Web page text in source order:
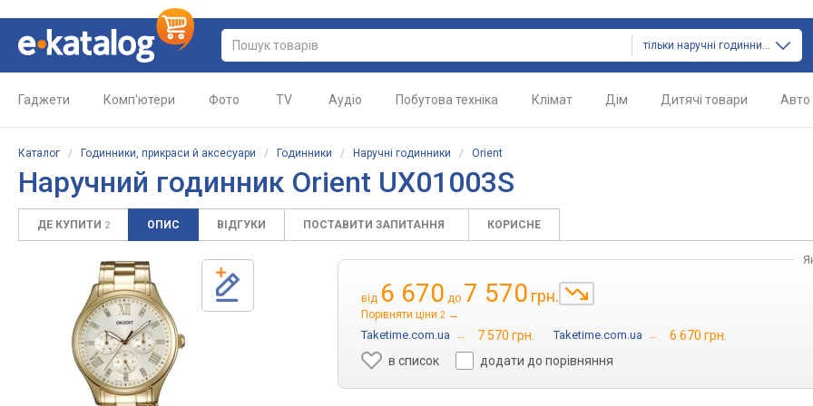
тільки наручні годинники
Гаджети Комп'ютери Фото TV Аудіо Побутова техніка Клімат Дім Дитячі товари Авто
Каталог / Годинники, прикраси й аксесуари / Годинники / Наручні годинники / Orient
Наручний годинник Orient UX01003S
ДЕ КУПИТИ 2 ОПИС ВІДГУКИ ПОСТАВИТИ ЗАПИТАННЯ КОРИСНЕ
від 6 670 до 7 570 грн.
Порівняти ціни 2 →
Taketime.com.ua → 7 570 грн. Taketime.com.ua →
6 670 грн.
в список
додати до порівняння